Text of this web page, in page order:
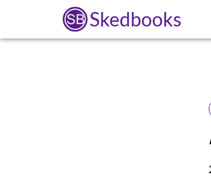
Skedbooks